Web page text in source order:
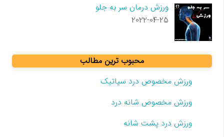
ورزش درمان سر به جلو
2022-04-25
محبوب ترین مطالب
ورزش مخصوص درد سیاتیک
ورزش مخصوص شانه درد
ورزش درد پشت شانه